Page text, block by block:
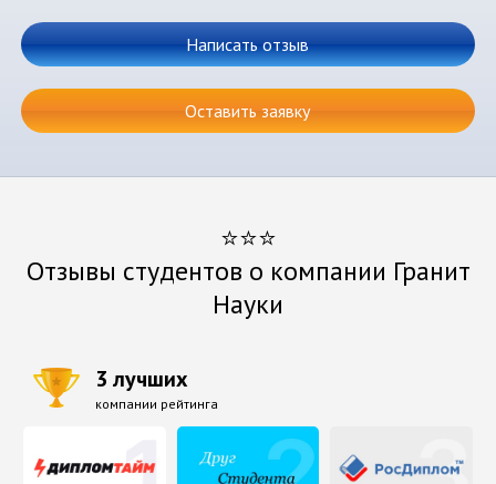
Написать отзыв
Оставить заявку
⭐⭐⭐
Отзывы студентов о компании Гранит
Науки
3 лучших
компании рейтинга